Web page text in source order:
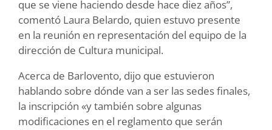
que se viene haciendo desde hace diez años”,
comentó Laura Belardo, quien estuvo presente
en la reunión en representación del equipo de la
dirección de Cultura municipal.
Acerca de Barlovento, dijo que estuvieron
hablando sobre dónde van a ser las sedes finales,
la inscripción «y también sobre algunas
modificaciones en el reglamento que serán